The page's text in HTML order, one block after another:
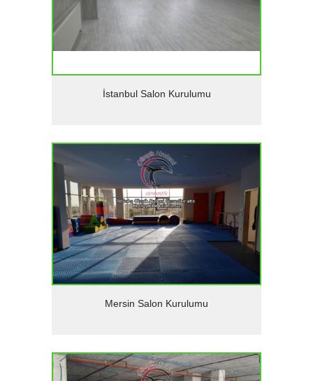
Detaylar
İstanbul Salon Kurulumu
Detaylar
Mersin Salon Kurulumu